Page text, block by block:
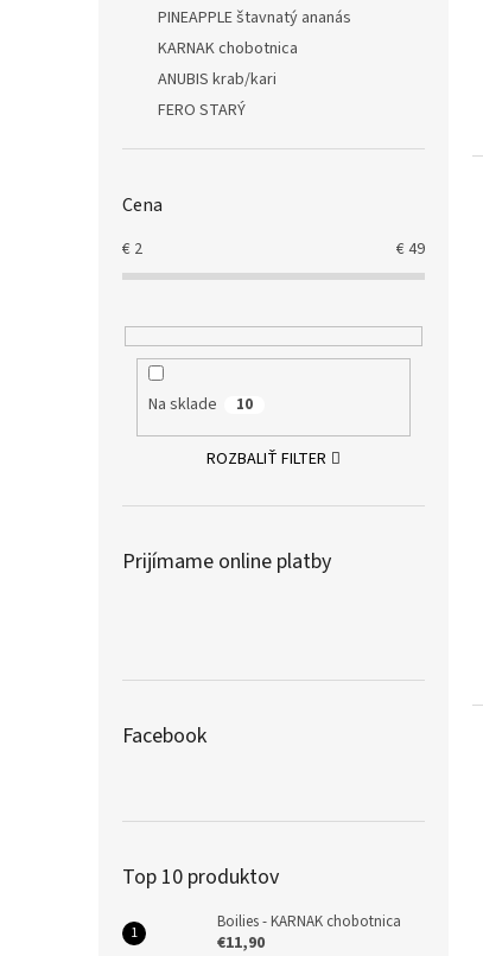
PINEAPPLE štavnatý ananás
KARNAK chobotnica
ANUBIS krab/kari
FERO STARÝ
Cena
€ 2 €49
Na sklade 10
ROZBALIŤ FILTER
Prijímame online platby
Facebook
Top 10 produktov
Boilies - KARNAK chobotnica
€11,90